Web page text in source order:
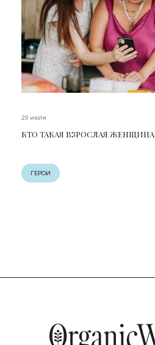
29 июля
КТО ТАКАЯ ВЗРОСЛАЯ ЖЕНЩИНА
ГЕРОИ